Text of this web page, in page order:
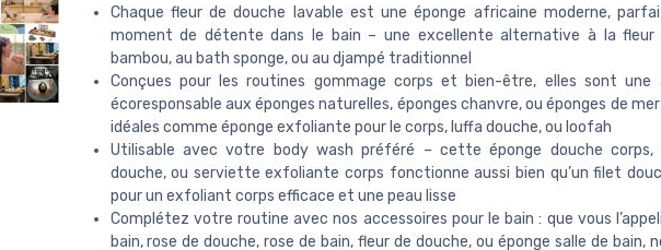
Chaque fleur de douche lavable est une éponge africaine moderne,
moment de détente dans le bain – une excellente alternative à la fleur
bambou, au bath sponge, ou au djampé traditionnel
Conçues pour les routines gommage corps et bien-être, elles sont une
écoresponsable aux éponges naturelles, éponges chanvre, ou éponges de
idéales comme éponge exfoliante pour le corps, luffa douche, ou loofah
Utilisable avec votre body wash préféré – cette éponge douche corps,
douche, ou serviette exfoliante corps fonctionne aussi bien qu’un filet
pour un exfoliant corps efficace et une peau lisse
Complétez votre routine avec nos accessoires pour le bain : que vous
bain, rose de douche, rose de bain, fleur de douche, ou éponge salle de bain,